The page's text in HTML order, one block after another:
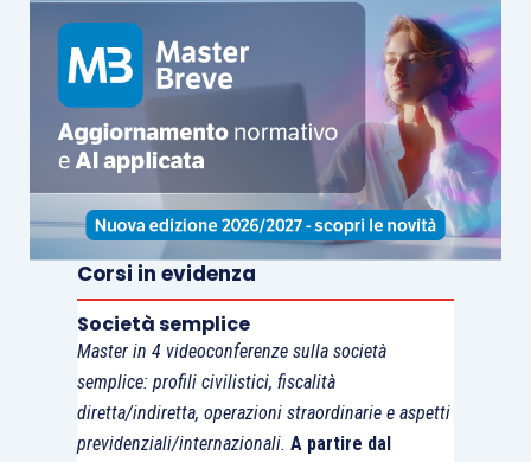
Corsi in evidenza
Società semplice
Master in 4 videoconferenze sulla società
semplice: profili civilistici, fiscalità
diretta/indiretta, operazioni straordinarie e aspetti
previdenziali/internazionali. A partire dal